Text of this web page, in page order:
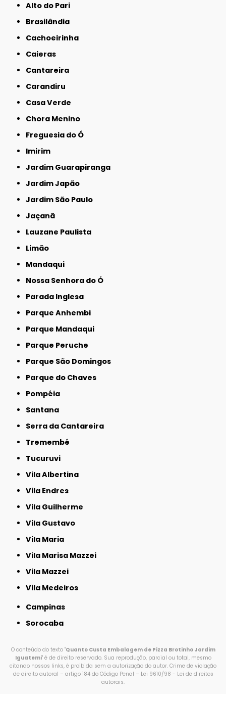
Alto do Pari
Brasilândia
Cachoeirinha
Caieras
Cantareira
Carandiru
Casa Verde
Chora Menino
Freguesia do Ó
Imirim
Jardim Guarapiranga
Jardim Japão
Jardim São Paulo
Jaçanã
Lauzane Paulista
Limão
Mandaqui
Nossa Senhora do Ó
Parada Inglesa
Parque Anhembi
Parque Mandaqui
Parque Peruche
Parque São Domingos
Parque do Chaves
Pompéia
Santana
Serra da Cantareira
Tremembé
Tucuruvi
Vila Albertina
Vila Endres
Vila Guilherme
Vila Gustavo
Vila Maria
Vila Marisa Mazzei
Vila Mazzei
Vila Medeiros
Campinas
Sorocaba
O conteúdo do texto "Quanto Custa Embalagem de Pizza Brotinho Jardim
Iguatemi" é de direito reservado. Sua reprodução, parcial ou total, mesmo
citando nossos links, é proibida sem a autorização do autor. Crime de violação
de direito autoral – artigo 184 do Código Penal – Lei 9610/98 - Lei de direitos
autorais.